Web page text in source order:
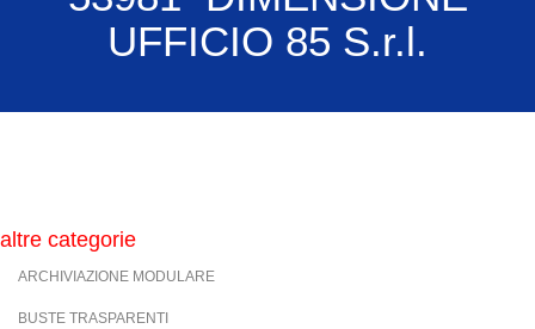
UFFICIO 85 S.r.l.
altre categorie
ARCHIVIAZIONE MODULARE
BUSTE TRASPARENTI